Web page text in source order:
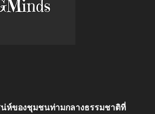
น่ห์ของชุมชนท่ามกลางธรรมชาติที่